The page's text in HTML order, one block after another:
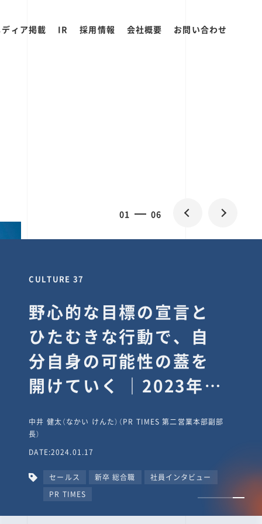
ィア掲載 IR 採用情報 会社概要 お問い合わせ
01 06
CULTURE 37
野心的な目標の宣言と
ひたむきな行動で、自
分自身の可能性の蓋を
開けていく ｜2023年度
タビュー #PR
TIMESな人たち
中井 健太（なかい けんた）（PR TIMES 第二営業本部副部
長）
DATE:2024.01.17
セールス 新卒 総合職
社員インタビュー
PR TIMES